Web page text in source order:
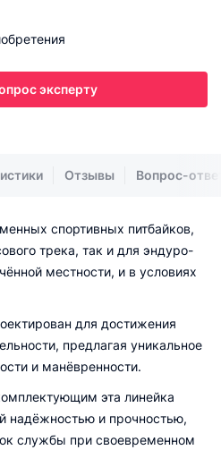
эксперту
Отзывы Вопрос-
спортивных питбайков,
трека, так и для эндуро-
местности, и в условиях
для достижения
предлагая уникальное
и манёвренности.
эта линейка
надёжностью и прочностью,
службы при своевременном